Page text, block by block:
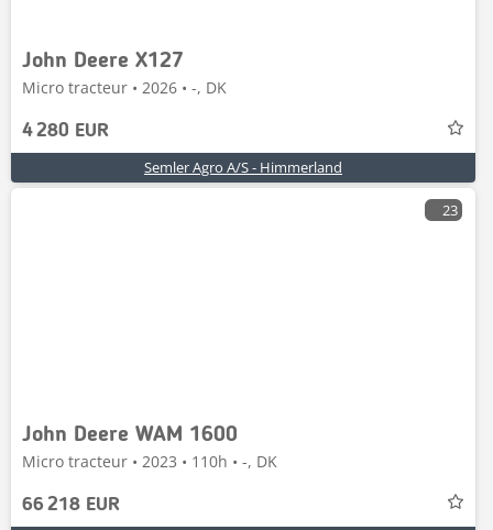
John Deere X127
Micro tracteur • 2026 • -, DK
4 280 EUR
Semler Agro A/S - Himmerland
23
John Deere WAM 1600
Micro tracteur • 2023 • 110h • -, DK
66 218 EUR